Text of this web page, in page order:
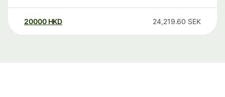
20000 HKD 24,219.60 SEK